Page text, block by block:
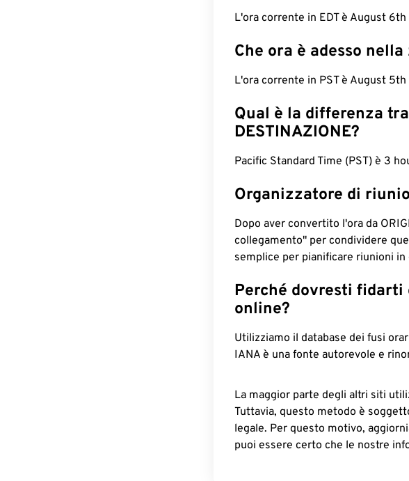
L'ora corrente in EDT è August
Che ora è adesso nella
L'ora corrente in PST è August
Qual è la differenza
DESTINAZIONE?
Pacific Standard Time (PST) è 3
Organizzatore di
Dopo aver convertito l'ora da
collegamento" per condividere
semplice per pianificare riunioni
Perché dovresti
online?
Utilizziamo il database dei fusi
IANA è una fonte autorevole e
La maggior parte degli altri siti
Tuttavia, questo metodo è
legale. Per questo motivo,
puoi essere certo che le nostre